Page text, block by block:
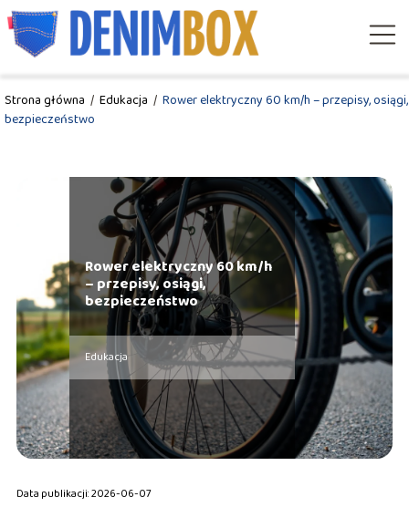
Strona główna / Edukacja / Rower elektryczny 60 km/h – przepisy, osiągi,
bezpieczeństwo
Rower elektryczny 60 km/h
– przepisy, osiągi,
bezpieczeństwo
Edukacja
Data publikacji: 2026-06-07